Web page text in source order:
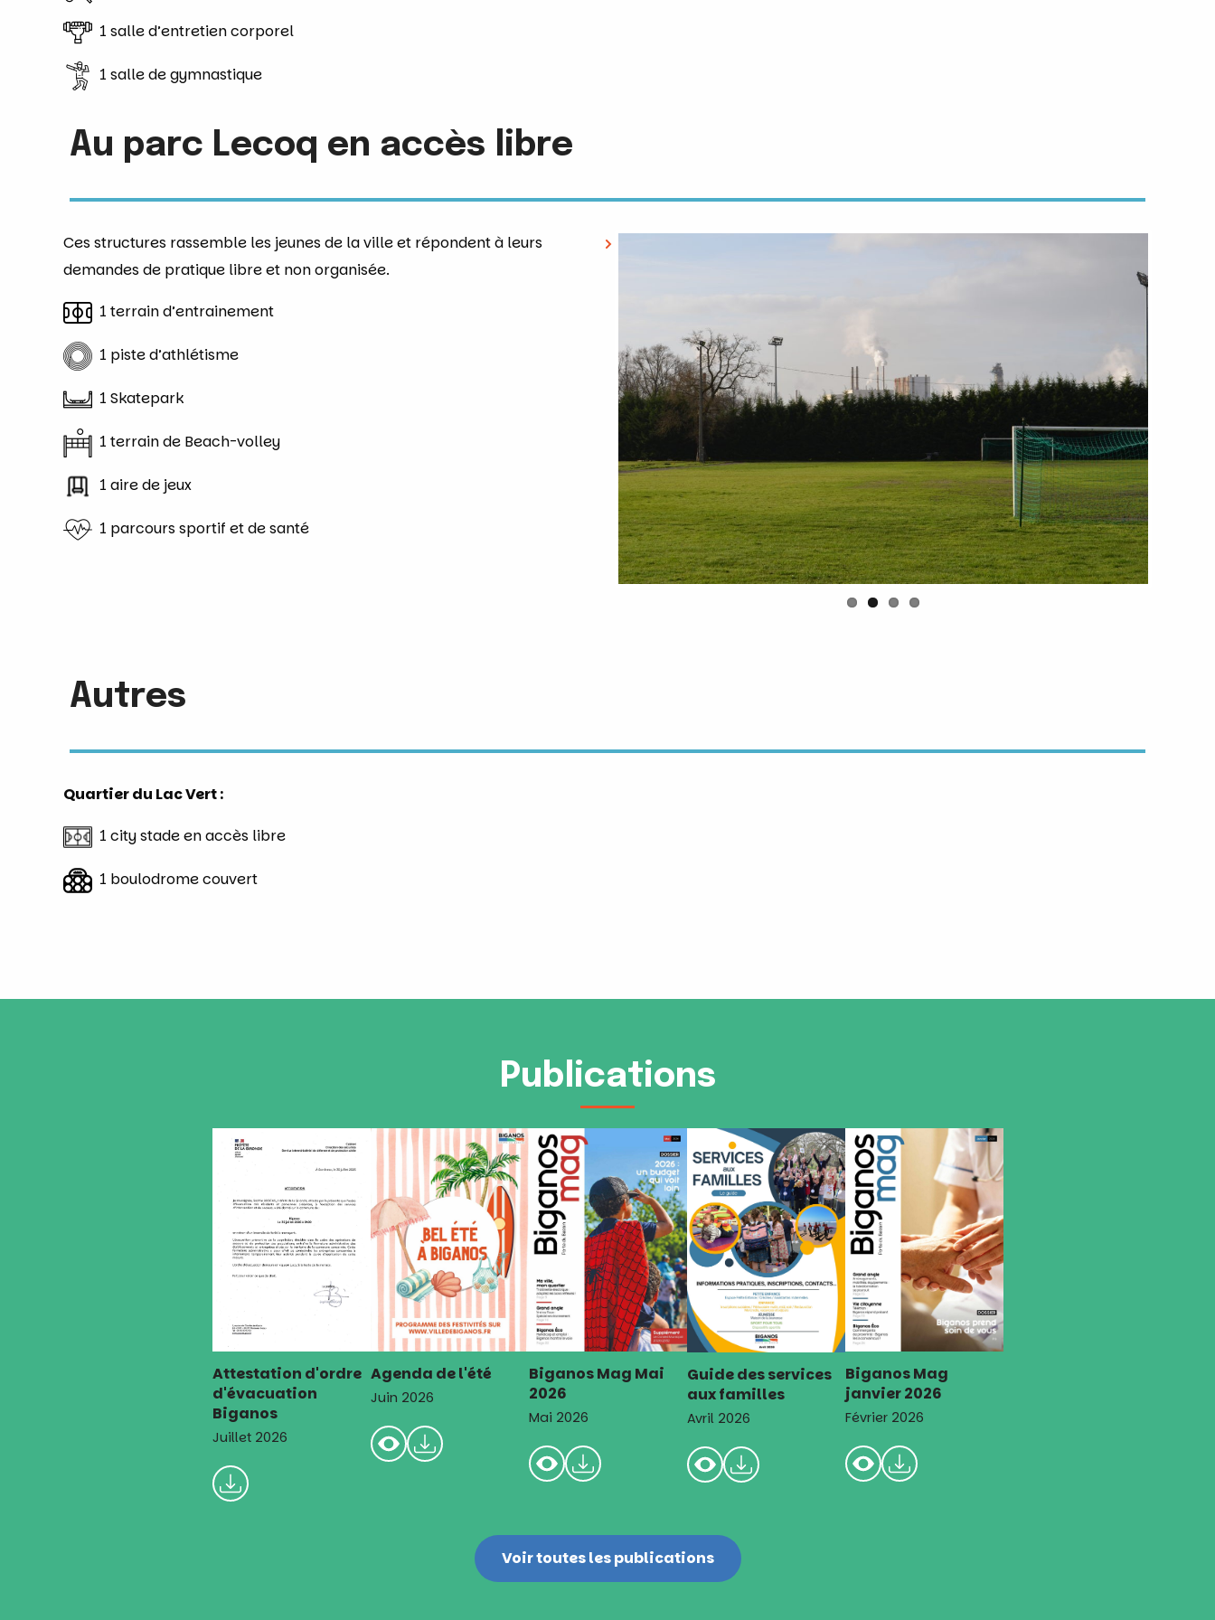
1 salle d’entretien corporel
1 salle de gymnastique
Au parc Lecoq en accès libre
Ces structures rassemble les jeunes de la ville et répondent à leurs
demandes de pratique libre et non organisée.
1 terrain d’entrainement
1 piste d’athlétisme
1 Skatepark
1 terrain de Beach-volley
1 aire de jeux
1 parcours sportif et de santé
Autres
Quartier du Lac Vert :
1 city stade en accès libre
1 boulodrome couvert
Publications
Attestation d'ordre
d'évacuation
Biganos
Juillet 2026
Agenda de l'été
Juin 2026
Biganos Mag Mai
2026
Mai 2026
Guide des services
aux familles
Avril 2026
Biganos Mag
janvier 2026
Février 2026
Voir toutes les publications